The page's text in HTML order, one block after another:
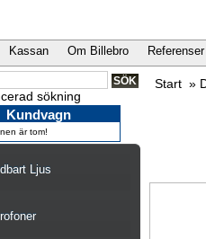
Kassan Om Billebro Referenser
sökning
Kundvagn
är tom!
Ljus
Start »